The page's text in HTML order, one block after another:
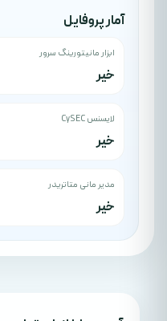
آمار پروفایل
ابزار مانیتورینگ سرور
خیر
لایسنس CySEC
خیر
مدیر مانی متاتریدر
خیر